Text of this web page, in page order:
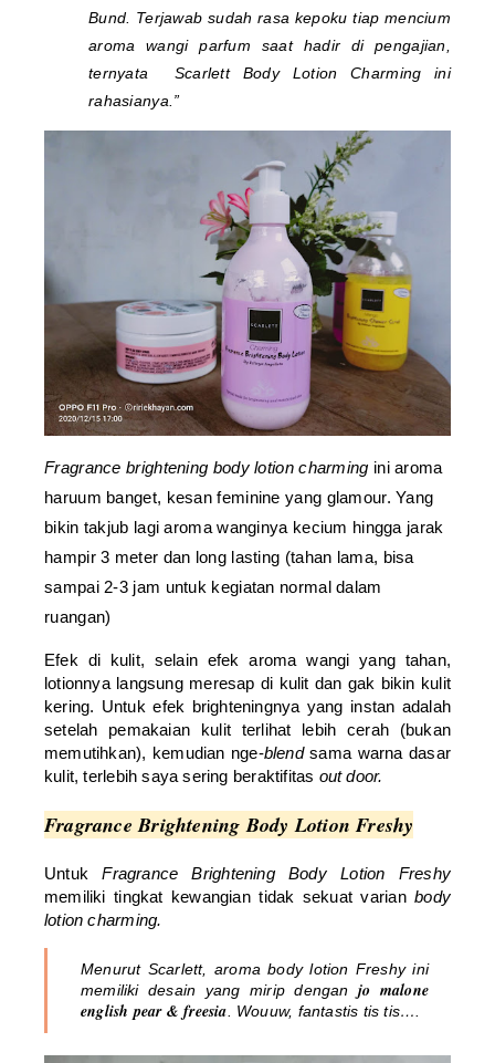
Bund. Terjawab sudah rasa kepoku tiap mencium
aroma wangi parfum saat hadir di pengajian,
ternyata Scarlett Body Lotion Charming ini
rahasianya.”
Fragrance brightening body lotion charming ini aroma
haruum banget, kesan feminine yang glamour. Yang
bikin takjub lagi aroma wanginya kecium hingga jarak
hampir 3 meter dan long lasting (tahan lama, bisa
sampai 2-3 jam untuk kegiatan normal dalam
ruangan)
Efek di kulit, selain efek aroma wangi yang tahan,
lotionnya langsung meresap di kulit dan gak bikin kulit
kering. Untuk efek brighteningnya yang instan adalah
setelah pemakaian kulit terlihat lebih cerah (bukan
memutihkan), kemudian nge-blendsama warna dasar
kulit, terlebih saya sering beraktifitas out door.
Fragrance Brightening Body Lotion Freshy
UntukFragrance Brightening Body Lotion Freshy
memiliki tingkat kewangian tidak sekuat varianbody
lotion charming.
Menurut Scarlett, aromabody lotion Freshyini
memiliki desain yang mirip dengan jo malone
english pear & freesia . Wouuw, fantastis tis tis….